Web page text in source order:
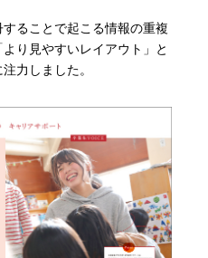
ることで起こる情報の重複
り見やすいレイアウト」と
力しました。